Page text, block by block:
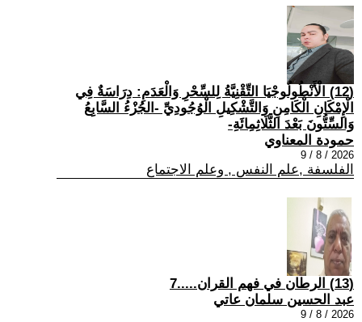
(12) الْأَنْطُولُوجْيَا التِّقْنِيَّةُ لِلسِّحْرِ وَالْعَدَمِ: دِرَاسَةٌ فِي
الْإِمْكَانِ الْكَامِنِ وَالتَّشْكِيلِ الْوُجُودِيِّ -الجُزْءُ السَّابِعُ
وَالسِّتُّونَ بَعْدَ الثَّلَاثِمِائَةِ-
حمودة المعناوي
2026 / 8 / 9
الفلسفة ,علم النفس , وعلم الاجتماع
(13) الرطان في فهم القران.....7
عبد الحسين سلمان عاتي
2026 / 8 / 9